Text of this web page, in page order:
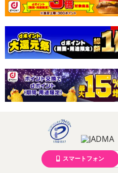
スマートフォン